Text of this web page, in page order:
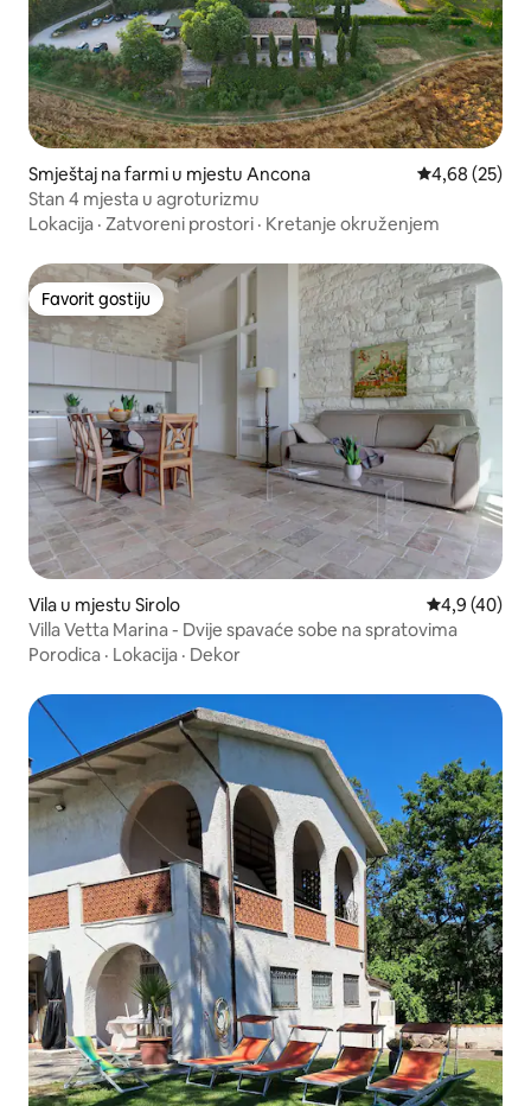
Smještaj na farmi u mjestu Ancona Prosječna
4,68 (25)
Stan 4 mjesta u agroturizmu
Lokacija · Zatvoreni prostori · Kretanje okruženjem
Favorit gostiju
Favorit gostiju
Vila u mjestu Sirolo Prosječna
4,9 (40)
Villa Vetta Marina - Dvije spavaće sobe na spratovima
Porodica · Lokacija · Dekor